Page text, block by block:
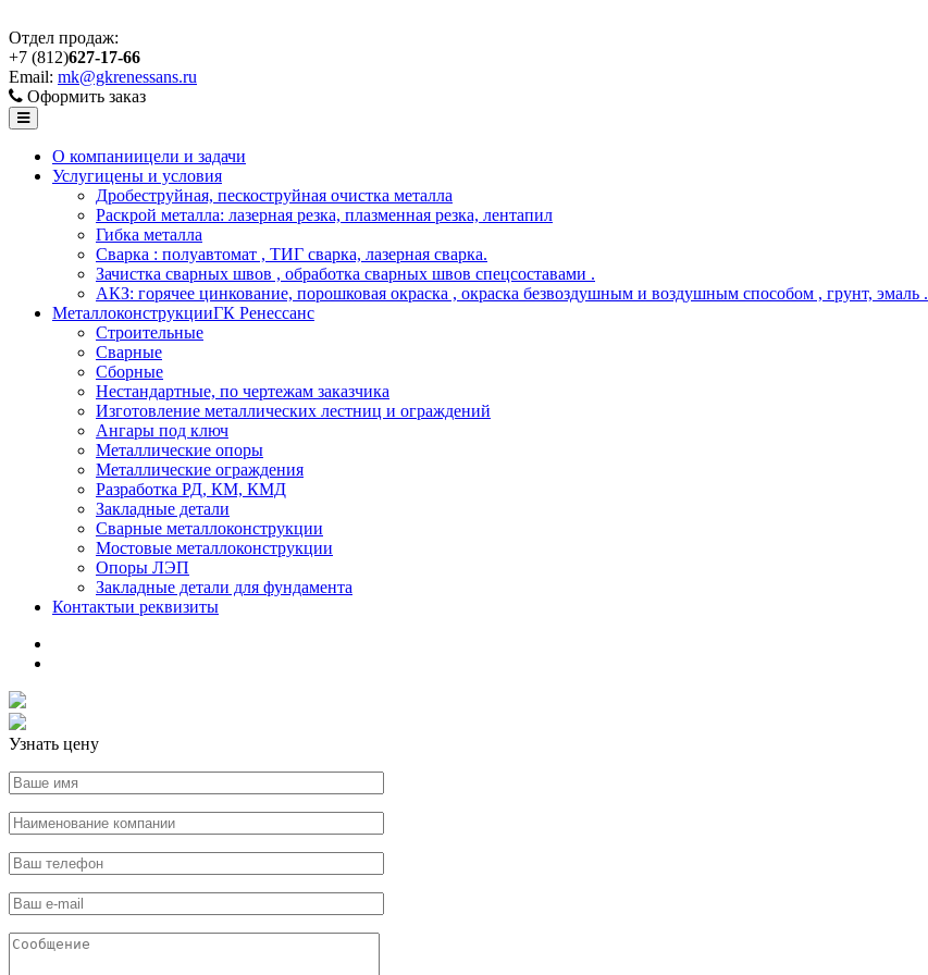
Отдел продаж:
+7 (812)627-17-66
Email: mk@gkrenessans.ru
Оформить заказ
О компаниицели и задачи
Услугицены и условия
Дробеструйная, пескоструйная очистка металла
Раскрой металла: лазерная резка, плазменная резка, лентапил
Гибка металла
Сварка : полуавтомат , ТИГ сварка, лазерная сварка.
Зачистка сварных швов , обработка сварных швов спецсоставами .
АКЗ: горячее цинкование, порошковая окраска , окраска безвоздушным и воздушным способом , грунт, эмаль .
МеталлоконструкцииГК Ренессанс
Строительные
Сварные
Сборные
Нестандартные, по чертежам заказчика
Изготовление металлических лестниц и ограждений
Ангары под ключ
Металлические опоры
Металлические ограждения
Разработка РД, КМ, КМД
Закладные детали
Сварные металлоконструкции
Мостовые металлоконструкции
Опоры ЛЭП
Закладные детали для фундамента
Контактыи реквизиты
Узнать цену